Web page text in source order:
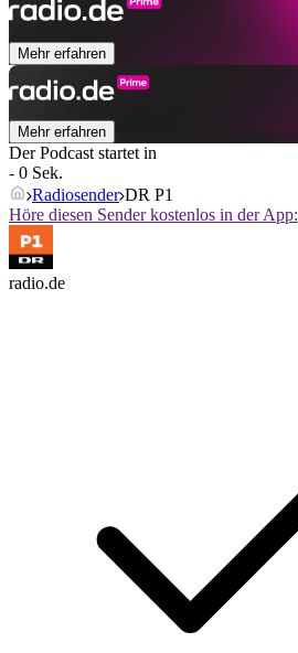
Mehr erfahren
Mehr erfahren
Der Podcast startet in
- 0 Sek.
Radiosender DR P1
Höre diesen Sender kostenlos in der App:
radio.de